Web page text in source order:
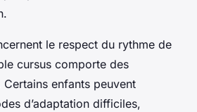
le respect du rythme de
cursus comporte des
enfants peuvent
d’adaptation difficiles,